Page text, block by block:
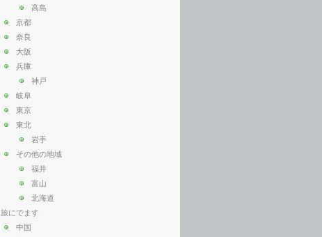
高島
京都
奈良
大阪
兵庫
神戸
岐阜
東京
東北
岩手
その他の地域
福井
富山
北海道
旅にでます
中国